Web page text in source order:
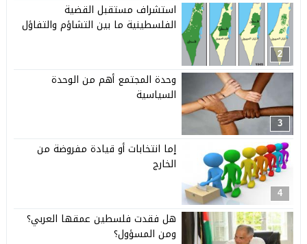
2
استشراف مستقبل القضية
الفلسطينية ما بين التشاؤم والتفاؤل
3
وحدة المجتمع أهم من الوحدة
السياسية
4
إما انتخابات أو قيادة مفروضة من
الخارج
هل فقدت فلسطين عمقها العربي؟
ومن المسؤول؟